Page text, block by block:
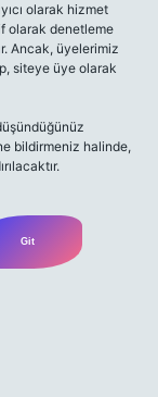
olarak hizmet
olarak denetleme
Ancak, üyelerimiz
siteye üye olarak
bildirmeniz halinde,